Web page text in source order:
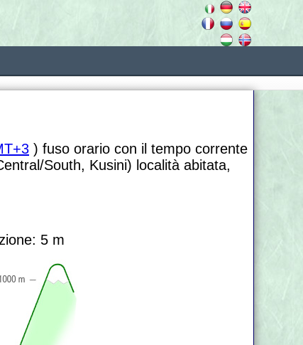
) fuso orario con il tempo corrente
South, Kusini) località abitata,
5 m